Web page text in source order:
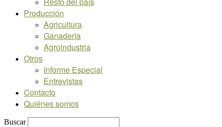
Producción
Agricultura
Ganadería
Agroindustria
Otros
Informe Especial
Entrevistas
Contacto
Quiénes somos
Buscar